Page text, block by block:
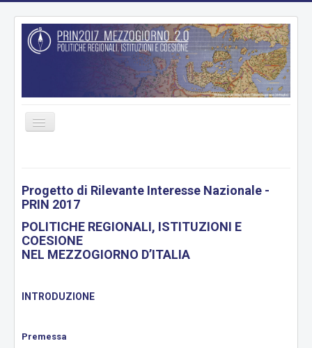
Cambia
navigazione
UNITÀ DI RICERCA
WORKING PACKAGES
PRODOTTI
DATABASE
Progetto di Rilevante Interesse Nazionale -
PRIN 2017
POLITICHE REGIONALI, ISTITUZIONI E
COESIONE
NEL MEZZOGIORNO D’ITALIA
INTRODUZIONE
Premessa